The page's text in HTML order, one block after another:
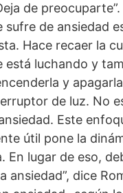
de
sufre de ansiedad
Hace recaer la
está luchando y
y
de luz. No
Este
útil pone la
En lugar de eso,
ansiedad”, dice